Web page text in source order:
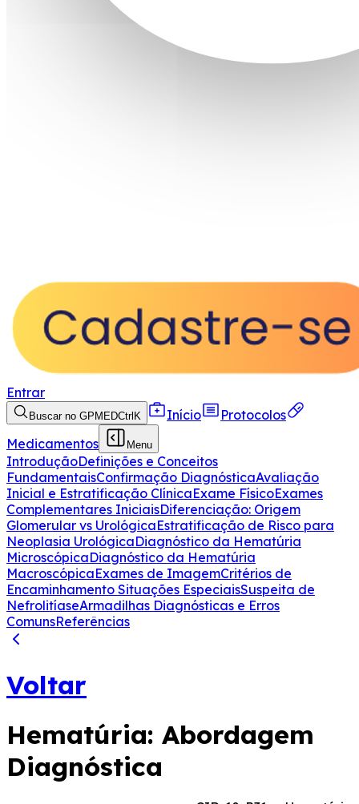
Entrar
Buscar no GPMEDCtrl K Início
Protocolos
Medicamentos
Menu
IntroduçãoDefinições e Conceitos
FundamentaisConfirmação DiagnósticaAvaliação
Inicial e Estratificação ClínicaExame FísicoExames
Complementares IniciaisDiferenciação: Origem
Glomerular vs UrológicaEstratificação de Risco para
Neoplasia UrológicaDiagnóstico da Hematúria
MicroscópicaDiagnóstico da Hematúria
MacroscópicaExames de ImagemCritérios de
Encaminhamento Situações EspeciaisSuspeita de
NefrolitíaseArmadilhas Diagnósticas e Erros
ComunsReferências
Voltar
Hematúria: Abordagem
Diagnóstica